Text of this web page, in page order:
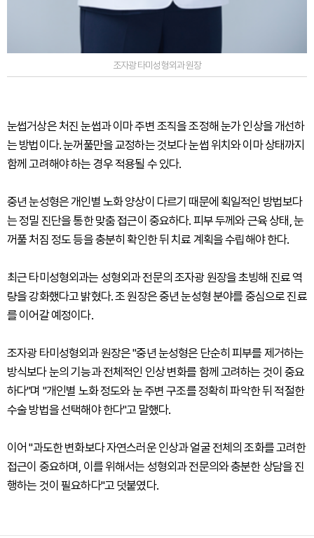
조자광 타미성형외과 원장
눈썹거상은 처진 눈썹과 이마 주변 조직을 조정해 눈가 인상을 개선하
는 방법이다. 눈꺼풀만을 교정하는 것보다 눈썹 위치와 이마 상태까지
함께 고려해야 하는 경우 적용될 수 있다.
중년 눈성형은 개인별 노화 양상이 다르기 때문에 획일적인 방법보다
는 정밀 진단을 통한 맞춤 접근이 중요하다. 피부 두께와 근육 상태, 눈
꺼풀 처짐 정도 등을 충분히 확인한 뒤 치료 계획을 수립해야 한다.
최근 타미성형외과는 성형외과 전문의 조자광 원장을 초빙해 진료 역
량을 강화했다고 밝혔다. 조 원장은 중년 눈성형 분야를 중심으로 진료
를 이어갈 예정이다.
조자광 타미성형외과 원장은 "중년 눈성형은 단순히 피부를 제거하는
방식보다 눈의 기능과 전체적인 인상 변화를 함께 고려하는 것이 중요
하다"며 "개인별 노화 정도와 눈 주변 구조를 정확히 파악한 뒤 적절한
수술 방법을 선택해야 한다"고 말했다.
이어 "과도한 변화보다 자연스러운 인상과 얼굴 전체의 조화를 고려한
접근이 중요하며, 이를 위해서는 성형외과 전문의와 충분한 상담을 진
행하는 것이 필요하다"고 덧붙였다.